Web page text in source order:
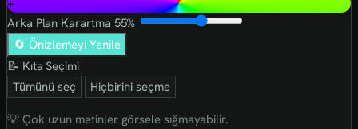
+
Arka Plan Karartma 55%
🔄 Önizlemeyi Yenile
📝 Kıta Seçimi
Tümünü seç
Hiçbirini seçme
💡 Çok uzun metinler görsele sığmayabilir.